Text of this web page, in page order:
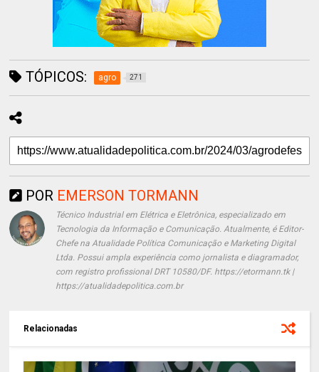
TÓPICOS: agro 271
POR EMERSON TORMANN
Técnico Industrial em Elétrica e Eletrônica, especializado em
Tecnologia da Informação e Comunicação. Atualmente, é Editor-
Chefe na Atualidade Política Comunicação e Marketing Digital
Ltda. Possui ampla experiência como jornalista e diagramador,
com registro profissional DRT 10580/DF. https://etormann.tk |
https://atualidadepolitica.com.br
Relacionadas